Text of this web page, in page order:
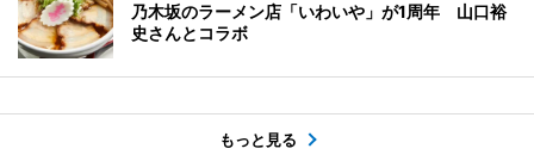
乃木坂のラーメン店「いわいや」が1周年 山口裕
史さんとコラボ
もっと見る